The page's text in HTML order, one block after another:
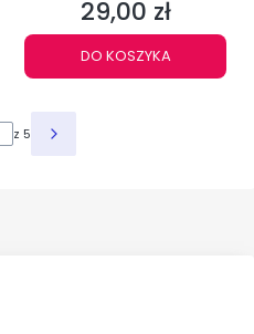
Cena
29,00 zł
DO KOSZYKA
z 5